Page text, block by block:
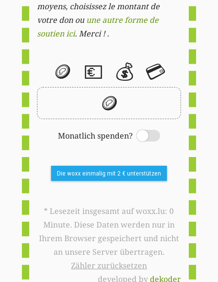
moyens, choisissez le montant de
votre don ou une autre forme de
soutien ici. Merci ! .
🪙 💶 💰 💳
🪙
Monatlich spenden?
Switch
Die woxx einmalig mit 2 € unterstützen
* Lesezeit insgesamt auf woxx.lu: 0
Minute. Diese Daten werden nur in
Ihrem Browser gespeichert und nicht
an unsere Server übertragen.
Zähler zurücksetzen
developed bydekoder